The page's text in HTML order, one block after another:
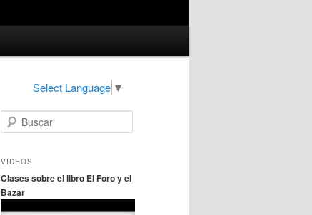
Select Language ▼
u
c
r
VIDEOS
Clases sobre el libro El Foro y el
Bazar